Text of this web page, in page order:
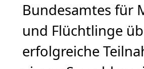
Bundesamtes für
und Flüchtlinge
erfolgreiche